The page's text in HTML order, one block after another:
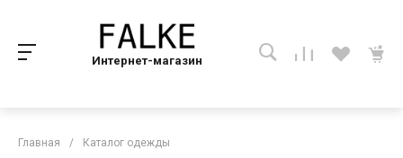
Интернет-магазин
Главная / Каталог одежды